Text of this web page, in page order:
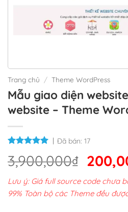
Trang chủ / Theme WordPress
Mẫu giao diện
website – Theme
Đã bán: 17
3,900,000₫ Giá
gốc
là:
Lưu ý: Giá full source code chưa
99% Toàn bộ các Theme đều